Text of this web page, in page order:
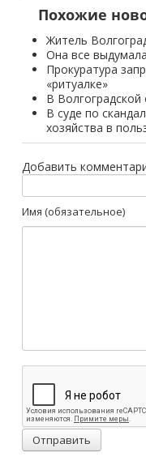
Похожие
Житель
Она все
Прокуратура
«ритуалке»
В
В суде по
хозяйства в
Добавить
Имя (обязательное)
Отправить